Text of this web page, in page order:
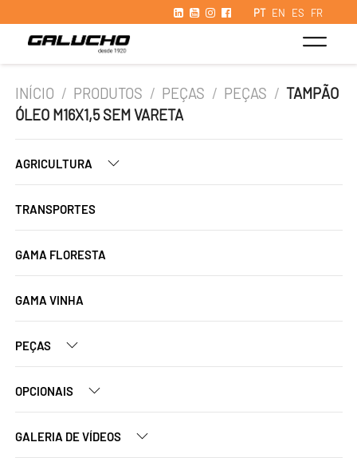
PT EN ES FR
INÍCIO / PRODUTOS / PEÇAS / PEÇAS / TAMPÃO
ÓLEO M16X1,5 SEM VARETA
AGRICULTURA
TRANSPORTES
GAMA FLORESTA
GAMA VINHA
PEÇAS
OPCIONAIS
GALERIA DE VÍDEOS